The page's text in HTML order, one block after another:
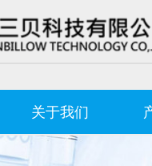
关于我们
关于我们